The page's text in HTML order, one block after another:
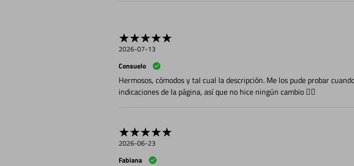
2026-07-13
Consuelo
Hermosos, cómodos y tal cual la descripción. Me los pude probar
indicaciones de la página, así que no hice ningún cambio 👌🏻
2026-06-23
Fabiana